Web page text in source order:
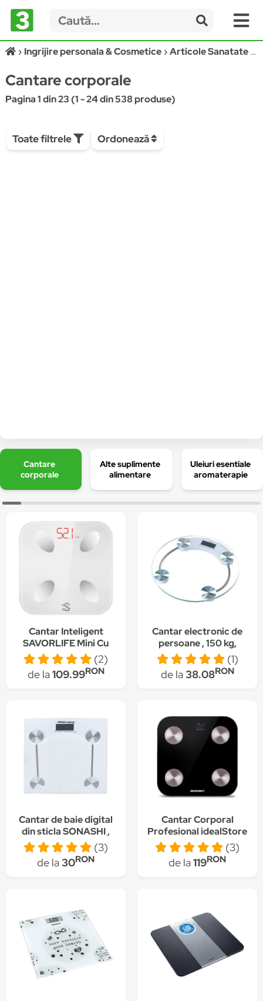
Ingrijire personala & Cosmetice Articole Sanatate & Wellness
Cantare corporale
Pagina 1 din 23 (1 - 24 din 538 produse)
Toate filtrele Ordonează
Cantare
corporale
Alte suplimente
alimentare
Uleiuri esentiale
aromaterapie
Cantar Inteligent
SAVORLIFE Mini Cu
Bluetooth, Alb(2)
de la109.99RON
Cantar electronic de
persoane , 150 kg,
sticla,
Transparent,insta
(1)
de la38.08RON
Cantar de baie digital
din sticla SONASHI ,
ecran LCD, 180 kg
(3)
de la30RON
Cantar Corporal
Profesional idealStore
ProfiBerd, Conectare
prin Bluetooth, 10
Functii Analitice,
Tesut Adipos si Masa
Musculara, Consumul
de Calorii, Cantitate
tesut Osos
(3)
de la119RON